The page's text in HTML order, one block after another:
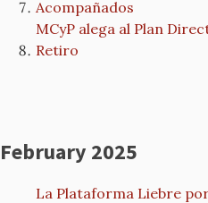
Acompañados
MCyP alega al Plan
Retiro
February 2025
La Plataforma Liebre